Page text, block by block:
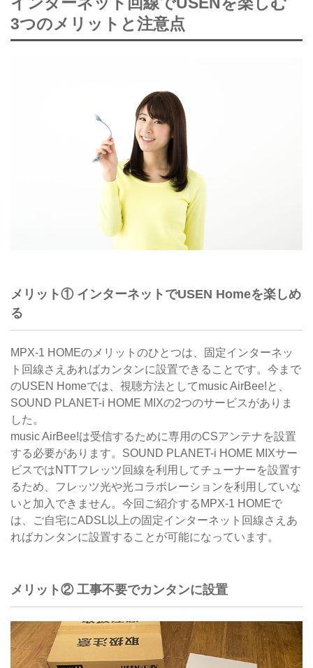
3つのメリットと注意点
メリット① インターネットでUSEN Homeを楽しめ
る
MPX-1 HOMEのメリットのひとつは、固定インターネッ
ト回線さえあればカンタンに設置できることです。今まで
のUSEN Homeでは、視聴方法としてmusic AirBee!と、
SOUND PLANET-i HOME MIXの2つのサービスがありま
した。
music AirBee!は受信するために専用のCSアンテナを設置
する必要があります。SOUND PLANET-i HOME MIXサー
ビスではNTTフレッツ回線を利用してチューナーを設置す
るため、フレッツ光や光コラボレーションを利用していな
いと加入できません。今回ご紹介するMPX-1 HOMEで
は、ご自宅にADSL以上の固定インターネット回線さえあ
ればカンタンに設置することが可能になっています。
メリット② 工事不要でカンタンに設置